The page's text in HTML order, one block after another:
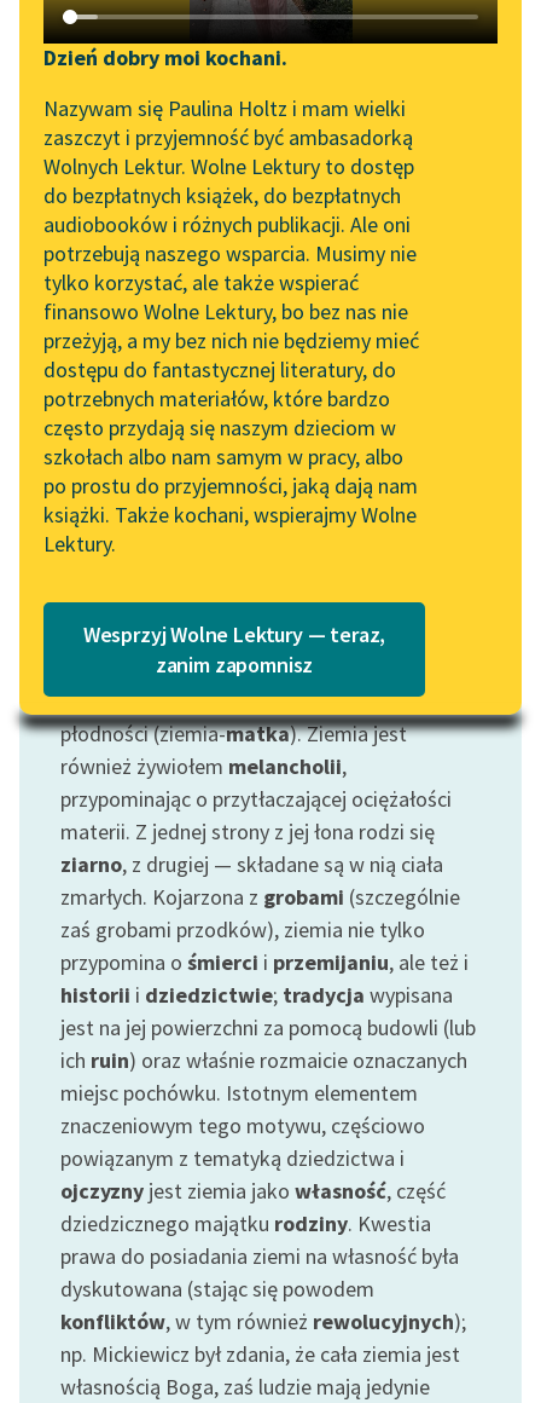
Katalog DAISY
Podkasty o książkach
Zgłoś brak utworu
Aktualności
Zapraszamy na spotkanie
online z tłumaczkami
literatury skandynawskiej
Spotkanie z Katarzyną
Tunkiel w Oslo
Wolne Lektury na 32.
Pol’and’Rock Festivalu
„Kochanek Lady
Chatterley” do słuchania
na Wolnych Lekturach
Nowy audiobook –
„Marzenie o Oriencie”
Lektury szkolne i klasyka
literatury do słuchania dla
uczennic i uczniów z
niepełnosprawnościami
E-kolekcja lektur
szkolnych i literatury do
słuchania dla uczennic i
uczniów z
niepełnosprawnościami
Feministyczne inspiracje.
Popularyzacja
skandynawskiej literatury
feministycznej
Ręce pełne poezji
Kolekcje edukacyjne
twórców przechodzących
do domeny publicznej,
lektur szkolnych oraz
Starego Testamentu
Odkurzamy bohaterów
Narzędzia
Mapa Wolnych Lektur
Leśmianator
Przewodnik dla piszących i
czytających
API
OAI-PMH
Widget Wolnych Lektur
Przypisy
Katalog w formacie PDF
Dzień dobry moi kochani.
Nazywam się Paulina Holtz i mam wielki
zaszczyt i przyjemność być ambasadorką
Wolnych Lektur. Wolne Lektury to dostęp
do bezpłatnych książek, do bezpłatnych
audiobooków i różnych publikacji. Ale oni
potrzebują naszego wsparcia. Musimy nie
tylko korzystać, ale także wspierać
finansowo Wolne Lektury, bo bez nas nie
przeżyją, a my bez nich nie będziemy mieć
dostępu do fantastycznej literatury, do
potrzebnych materiałów, które bardzo
często przydają się naszym dzieciom w
szkołach albo nam samym w pracy, albo
po prostu do przyjemności, jaką dają nam
książki. Także kochani, wspierajmy Wolne
Lektury.
Wesprzyj Wolne Lektury — teraz,
zanim zapomnisz
Kornel Makuszyński
głową
Biały dom, na sześciu
wsparty kolumnach,
panował dawniej nad
tak szerokim kręgiem
ziem, że krańca...
Czytaj więcej
Motyw: Ziemia
z perspektywy kosmicznej opatrywalibyśmy
hasłem:obraz świata), ale o jednym z
. Jako taka związana była od
wieków z wyobrażeniami na tematciała
płodności (ziemia-matka). Ziemia jest
również żywiołem melancholii,
przypominając o przytłaczającej ociężałości
materii. Z jednej strony z jej łona rodzi się
ziarno, z drugiej — składane są w nią ciała
zmarłych. Kojarzona z grobami (szczególnie
zaś grobami przodków), ziemia nie tylko
przypomina o śmierci i przemijaniu, ale też i
historii i dziedzictwie; tradycja wypisana
jest na jej powierzchni za pomocą budowli (lub
ich ruin) oraz właśnie rozmaicie oznaczanych
miejsc pochówku. Istotnym elementem
znaczeniowym tego motywu, częściowo
powiązanym z tematyką dziedzictwa i
ojczyzny jest ziemia jako własność, część
dziedzicznego majątku rodziny. Kwestia
prawa do posiadania ziemi na własność była
dyskutowana (stając się powodem
konfliktów, w tym również rewolucyjnych);
np. Mickiewicz był zdania, że cała ziemia jest
własnością Boga, zaś ludzie mają jedynie